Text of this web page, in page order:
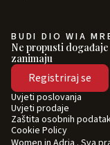
BUDI DIO WIA
Ne propusti
zanimaju
Registriraj se
Uvjeti poslovanja
Uvjeti prodaje
Zaštita osobnih
Cookie Policy